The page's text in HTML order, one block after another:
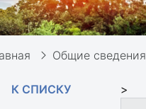
Общие сведения
К СПИСКУ >